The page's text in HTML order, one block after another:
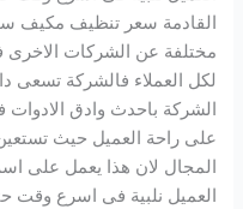
القادمة سعر تنظيف مكيف
مختلفة عن الشركات الاخرى
لكل العملاء فالشركة تسعى
الشركة باحدث وادق الادوات
على راحة العميل حيث
المجال لان هذا يعمل على
العميل نلبية فى اسرع وقت